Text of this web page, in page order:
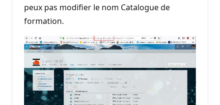
peux pas modifier le nom Catalogue de
formation.